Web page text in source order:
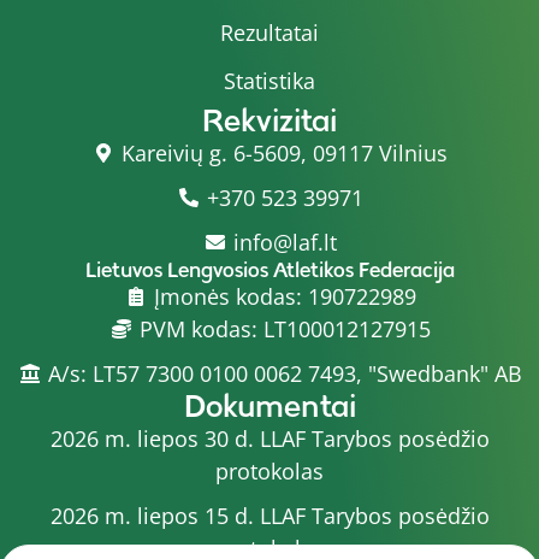
Rezultatai
Statistika
Rekvizitai
Kareivių g. 6-5609, 09117 Vilnius
+370 523 39971
info@laf.lt
Lietuvos Lengvosios Atletikos Federacija
Įmonės kodas: 190722989
PVM kodas: LT100012127915
A/s: LT57 7300 0100 0062 7493, "Swedbank" AB
Dokumentai
2026 m. liepos 30 d. LLAF Tarybos posėdžio
protokolas
2026 m. liepos 15 d. LLAF Tarybos posėdžio
protokolas